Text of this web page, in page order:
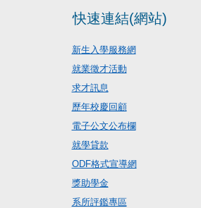
快速連結(網站)
新生入學服務網
就業徵才活動
求才訊息
歷年校慶回顧
電子公文公布欄
就學貸款
ODF格式宣導網
獎助學金
系所評鑑專區